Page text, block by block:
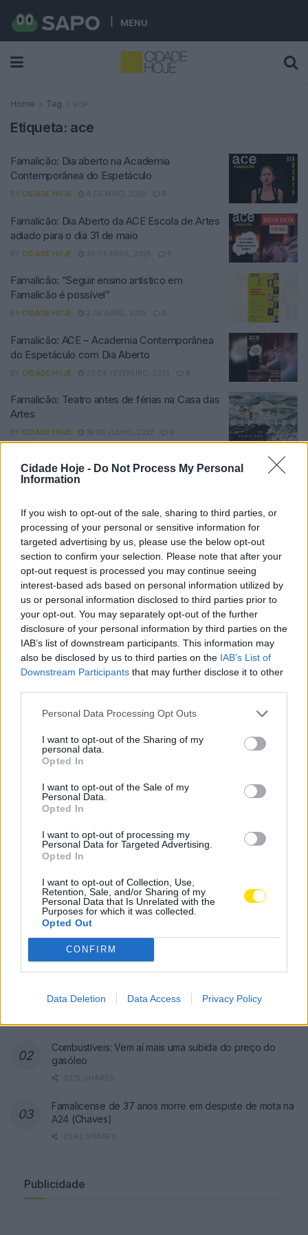
Cidade Hoje - Do Not Process My Personal
Information
If you wish to opt-out of the sale, sharing to third parties, or
processing of your personal or sensitive information for
targeted advertising by us, please use the below opt-out
section to confirm your selection. Please note that after your
opt-out request is processed you may continue seeing
interest-based ads based on personal information utilized by
us or personal information disclosed to third parties prior to
your opt-out. You may separately opt-out of the further
disclosure of your personal information by third parties on the
IAB’s list of downstream participants. This information may
also be disclosed by us to third parties on the IAB’s List of
Downstream Participants that may further disclose it to other
Personal Data Processing Opt Outs
I want to opt-out of the Sharing of my
personal data.
Opted In
I want to opt-out of the Sale of my
Personal Data.
Opted In
I want to opt-out of processing my
Personal Data for Targeted Advertising.
Opted In
I want to opt-out of Collection, Use,
Retention, Sale, and/or Sharing of my
Personal Data that Is Unrelated with the
Purposes for which it was collected.
Opted Out
CONFIRM
Data Deletion Data Access Privacy Policy
MENU
Home Tag ace
Etiqueta: ace
Famalicão: Dia aberto na Academia
Contemporânea do Espetáculo
BY CIDADE HOJE 8 DE MAIO, 2026 0
Famalicão: Dia Aberto da ACE Escola de Artes
adiado para o dia 31 de maio
BY CIDADE HOJE 30 DE ABRIL, 2025 0
Famalicão: “Seguir ensino artístico em
Famalicão é possível”
BY CIDADE HOJE 3 DE ABRIL, 2025 0
Famalicão: ACE – Academia Contemporânea
do Espetáculo com Dia Aberto
BY CIDADE HOJE 28 DE FEVEREIRO, 2025 0
Famalicão: Teatro antes de férias na Casa das
Artes
BY CIDADE HOJE 19 DE JULHO, 2022 0
no Centro de Criação das Lameiras
Famalicão: “Sétimo Céu” em Riba de Ave
CIDADE HOJE 8 DE OUTUBRO, 2021
Famalicão: Escola de Artes tem cursos
profissionais artísticos
CIDADE HOJE 20 DE JANEIRO, 2021 0
Selo de qualidade para Escola de Artes de
Famalicão
CIDADE HOJE 2 DE NOVEMBRO, 2020 0
Notícias Populares
Famalicão: Motociclista morre na
Combustíveis: Vem aí mais uma subida do preço do
gasóleo
3775 SHARES
Famalicense de 37 anos morre em despiste de mota na
A24 (Chaves)
2542 SHARES
Publicidade